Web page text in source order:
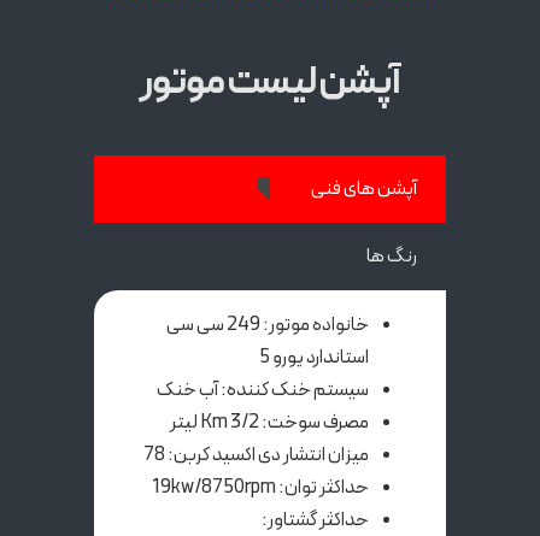
آپشن لیست موتور
آپشن های فنی
رنگ ها
خانواده موتور: 249 سی سی
استاندارد یورو 5
سیستم خنک کننده: آب خنک
مصرف سوخت: Km 3/2 لیتر
میزان انتشار دی اکسید کربن: 78
حداکثر توان: 19kw/8750rpm
حداکثر گشتاور: